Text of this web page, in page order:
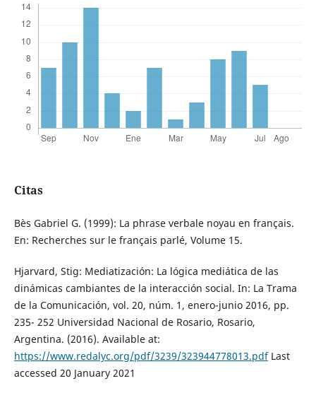
Citas
Bès Gabriel G. (1999): La phrase verbale noyau en français.
En: Recherches sur le français parlé, Volume 15.
Hjarvard, Stig: Mediatización: La lógica mediática de las
dinámicas cambiantes de la interacción social. In: La Trama
de la Comunicación, vol. 20, núm. 1, enero-junio 2016, pp.
235- 252 Universidad Nacional de Rosario, Rosario,
Argentina. (2016). Available at:
https://www.redalyc.org/pdf/3239/323944778013.pdfLast
accessed 20 January 2021